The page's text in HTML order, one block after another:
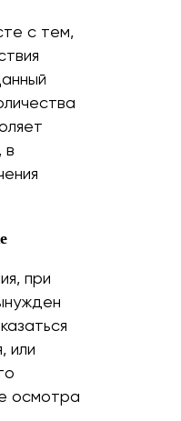
с тем,
в
при
или
осмотра